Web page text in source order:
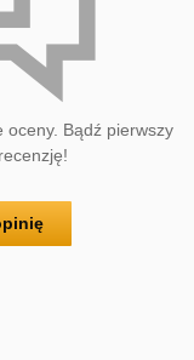
16.00
oceny. Bądź pierwszy